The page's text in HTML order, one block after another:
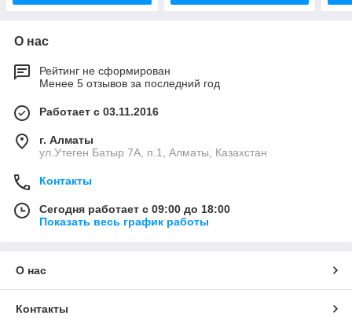
О нас
Рейтинг не сформирован
Менее 5 отзывов за последний год
Работает с 03.11.2016
г. Алматы
ул.Утеген Батыр 7А, п.1, Алматы, Казахстан
Контакты
Сегодня работает с 09:00 до 18:00
Показать весь график работы
О нас
Контакты